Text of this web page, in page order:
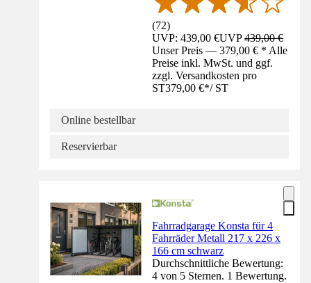
(72)
UVP: 439,00 €UVP439,00 €
Unser Preis — 379,00 € * Alle
Preise inkl. MwSt. und ggf.
zzgl. Versandkosten pro
ST379,00 €*/ ST
Online bestellbar
Reservierbar
Fahrradgarage Konsta für 4
Fahrräder Metall 217 x 226 x
166 cm schwarz
Durchschnittliche Bewertung:
4 von 5 Sternen. 1 Bewertung.